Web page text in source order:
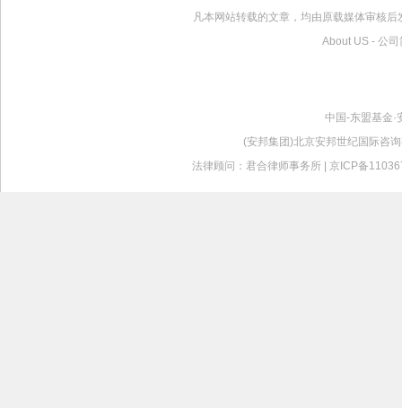
凡本网站转载的文章，均由原载媒体审核
About US - 公司
中国-东盟基金·
(安邦集团)北京安邦世纪国际咨
法律顾问：君合律师事务所 | 京ICP备